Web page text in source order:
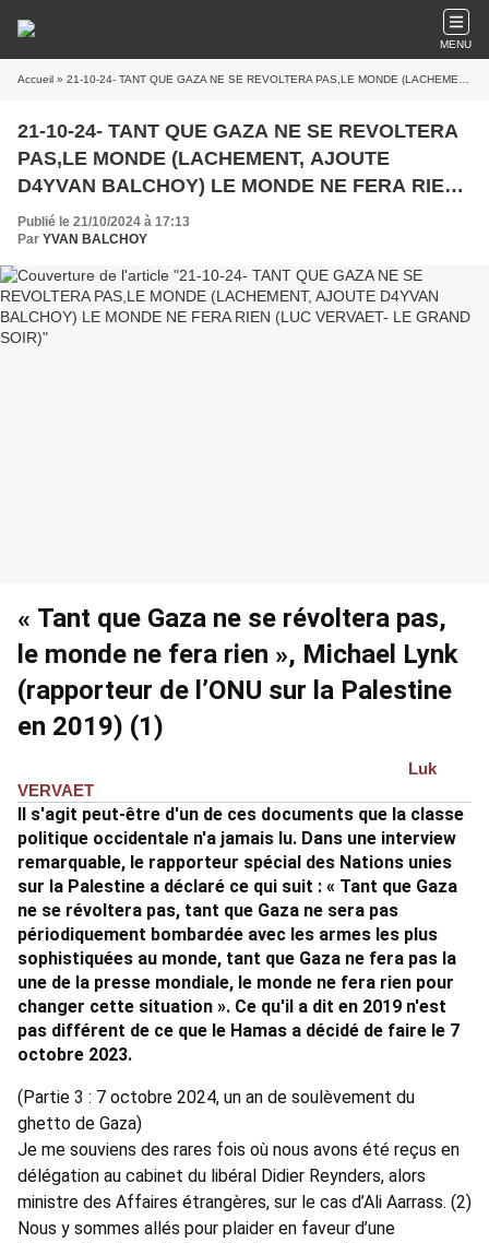
MENU
Accueil » 21-10-24- TANT QUE GAZA NE SE REVOLTERA PAS,LE MONDE (LACHEMENT, AJOUTE D4YVAN BALCHOY) LE MONDE NE FERA RIEN (LUC VERVAET- LE GRAND SOIR)
21-10-24- TANT QUE GAZA NE SE REVOLTERA
PAS,LE MONDE (LACHEMENT, AJOUTE
D4YVAN BALCHOY) LE MONDE NE FERA RIEN
(LUC VERVAET- LE GRAND SOIR)
Publié le 21/10/2024 à 17:13
Par YVAN BALCHOY
« Tant que Gaza ne se révoltera pas,
le monde ne fera rien », Michael Lynk
(rapporteur de l’ONU sur la Palestine
en 2019) (1)
Luk
VERVAET
Il s'agit peut-être d'un de ces documents que la classe
politique occidentale n'a jamais lu. Dans une interview
remarquable, le rapporteur spécial des Nations unies
sur la Palestine a déclaré ce qui suit : « Tant que Gaza
ne se révoltera pas, tant que Gaza ne sera pas
périodiquement bombardée avec les armes les plus
sophistiquées au monde, tant que Gaza ne fera pas la
une de la presse mondiale, le monde ne fera rien pour
changer cette situation ». Ce qu'il a dit en 2019 n'est
pas différent de ce que le Hamas a décidé de faire le 7
octobre 2023.
(Partie 3 : 7 octobre 2024, un an de soulèvement du
ghetto de Gaza)
Je me souviens des rares fois où nous avons été reçus en
délégation au cabinet du libéral Didier Reynders, alors
ministre des Affaires étrangères, sur le cas d’Ali Aarrass. (2)
Nous y sommes allés pour plaider en faveur d’une